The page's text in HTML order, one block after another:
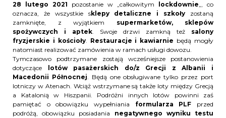
28 lutego 2021 pozostanie w „całkowitym lockdownie„, co
oznacza, że wszystkie sklepy detaliczne i szkoły zostaną
zamknięte, z wyjątkiem supermarketów, sklepów
spożywczych i aptek. Swoje drzwi zamkną też salony
fryzjerskie i kościoły. Restauracje i kawiarnie będą mogły
natomiast realizować zamówienia w ramach usługi dowozu.
Tymczasowo podtrzymane zostają wcześniejsze postanowienia
dotyczące
lotów pasażerskich do/z Grecji z
Albanii i
Macedonii Północnej. Będą one obsługiwane tylko przez port
lotniczy w Atenach. Wciąż wstrzymane są także loty między Grecją
a Katalonią w Hiszpanii. Podróżni innych lotów powinni zaś
pamiętać o obowiązku wypełniania formularza PLF przed
podróżą, obowiązku posiadania negatywnego wyniku testu